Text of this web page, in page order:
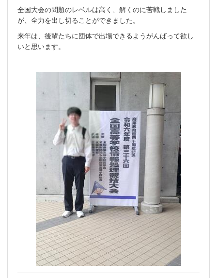
全国大会の問題のレベルは高く、解くのに苦戦しました
が、全力を出し切ることができました。
来年は、後輩たちに団体で出場できるようがんばって欲し
いと思います。